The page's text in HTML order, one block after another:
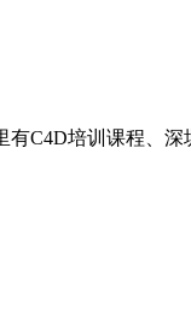
C4D培训课程、